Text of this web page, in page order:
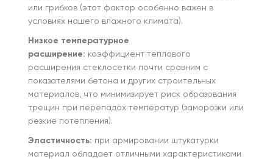
или грибков (этот фактор особенно важен в
условиях нашего влажного климата).
Низкое температурное
расширение: коэффициент теплового
расширения стеклосетки почти сравним с
показателями бетона и других строительных
материалов, что минимизирует риск образования
трещин при перепадах температур (заморозки или
резкие потепления).
Эластичность: при армировании штукатурки
материал обладает отличными характеристиками